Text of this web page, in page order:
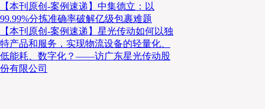
【本刊原创-案例速递】中集德立：以
99.99%分拣准确率破解亿级包裹难题
【本刊原创-案例速递】星光传动如何以独
特产品和服务，实现物流设备的轻量化、
低能耗、数字化？——访广东星光传动股
份有限公司